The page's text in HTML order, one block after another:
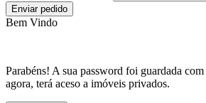
Enviar pedido
Bem Vindo
Parabéns! A sua password foi guardada
agora, terá aceso a imóveis privados.